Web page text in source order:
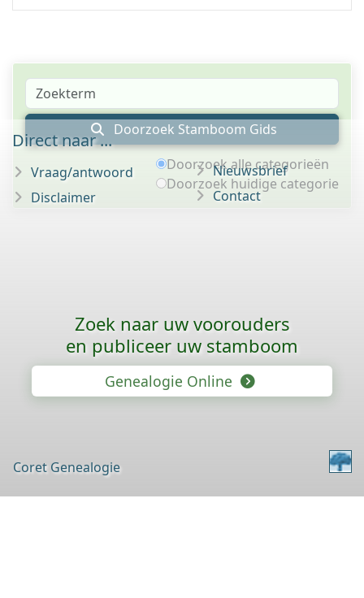
Doorzoek Stamboom Gids
Doorzoek alle categorieën
Doorzoek huidige categorie
Direct naar ...
Vraag/antwoord
Disclaimer
Nieuwsbrief
Contact
Zoek naar uw voorouders
en publiceer uw stamboom
Genealogie Online
Coret Genealogie